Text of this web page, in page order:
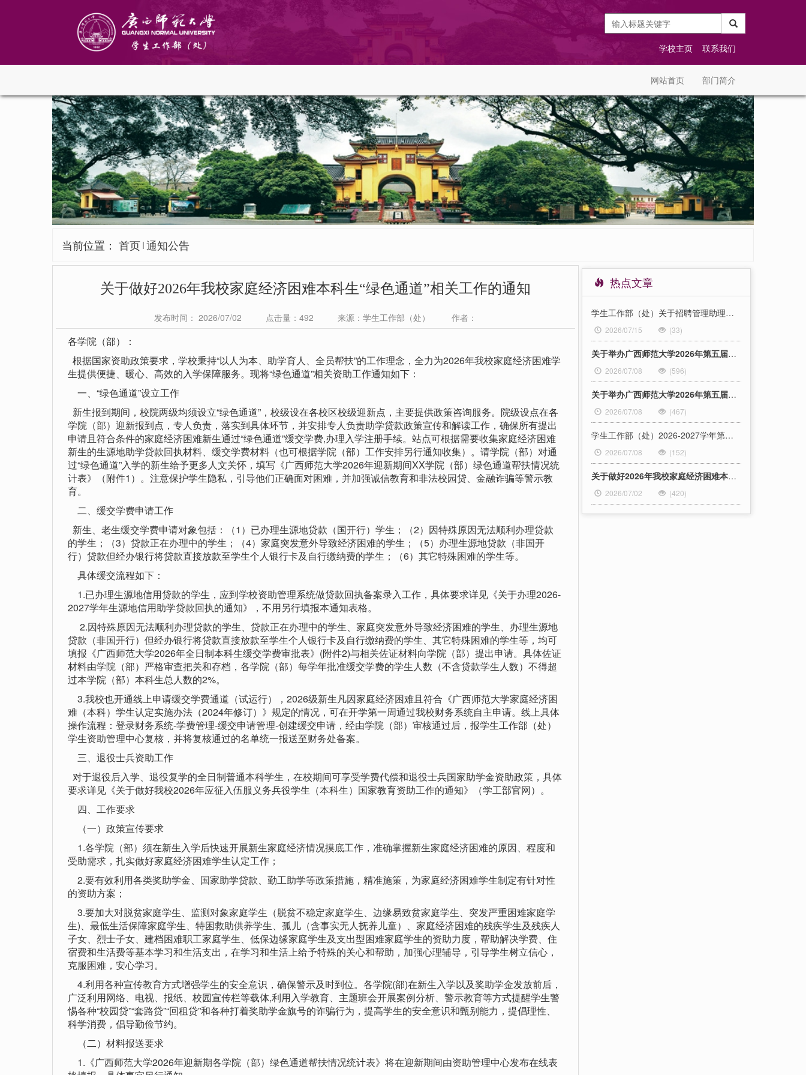
学校主页 联系我们
网站首页 部门简介
当前位置： 首页 通知公告
关于做好2026年我校家庭经济困难本科生“绿色通道”相关工作的通知
发布时间： 2026/07/02 点击量： 492 来源：学生工作部（处） 作者：
各学院（部）：
根据国家资助政策要求，学校秉持“以人为本、助学育人、全员帮扶”的工作理念，全力为2026年我校家庭经济困难学
生提供便捷、暖心、高效的入学保障服务。现将“绿色通道”相关资助工作通知如下：
一、“绿色通道”设立工作
新生报到期间，校院两级均须设立“绿色通道”，校级设在各校区校级迎新点，主要提供政策咨询服务。院级设点在各
学院（部）迎新报到点，专人负责，落实到具体环节，并安排专人负责助学贷款政策宣传和解读工作，确保所有提出
申请且符合条件的家庭经济困难新生通过“绿色通道”缓交学费,办理入学注册手续。站点可根据需要收集家庭经济困难
新生的生源地助学贷款回执材料、缓交学费材料（也可根据学院（部）工作安排另行通知收集）。请学院（部）对通
过“绿色通道”入学的新生给予更多人文关怀，填写《广西师范大学2026年迎新期间XX学院（部）绿色通道帮扶情况统
计表》（附件1）。注意保护学生隐私，引导他们正确面对困难，并加强诚信教育和非法校园贷、金融诈骗等警示教
育。
二、缓交学费申请工作
新生、老生缓交学费申请对象包括：（1）已办理生源地贷款（国开行）学生；（2）因特殊原因无法顺利办理贷款
的学生；（3）贷款正在办理中的学生；（4）家庭突发意外导致经济困难的学生；（5）办理生源地贷款（非国开
行）贷款但经办银行将贷款直接放款至学生个人银行卡及自行缴纳费的学生；（6）其它特殊困难的学生等。
具体缓交流程如下：
1.已办理生源地信用贷款的学生，应到学校资助管理系统做贷款回执备案录入工作，具体要求详见《关于办理2026-
2027学年生源地信用助学贷款回执的通知》，不用另行填报本通知表格。
2.因特殊原因无法顺利办理贷款的学生、贷款正在办理中的学生、家庭突发意外导致经济困难的学生、办理生源地
贷款（非国开行）但经办银行将贷款直接放款至学生个人银行卡及自行缴纳费的学生、其它特殊困难的学生等，均可
填报《广西师范大学2026年全日制本科生缓交学费审批表》(附件2)与相关佐证材料向学院（部）提出申请。具体佐证
材料由学院（部）严格审查把关和存档，各学院（部）每学年批准缓交学费的学生人数（不含贷款学生人数）不得超
过本学院（部）本科生总人数的2%。
3.我校也开通线上申请缓交学费通道（试运行），2026级新生凡因家庭经济困难且符合《广西师范大学家庭经济困
难（本科）学生认定实施办法（2024年修订）》规定的情况，可在开学第一周通过我校财务系统自主申请。线上具体
操作流程：登录财务系统-学费管理-缓交申请管理-创建缓交申请，经由学院（部）审核通过后，报学生工作部（处）
学生资助管理中心复核，并将复核通过的名单统一报送至财务处备案。
三、退役士兵资助工作
对于退役后入学、退役复学的全日制普通本科学生，在校期间可享受学费代偿和退役士兵国家助学金资助政策，具体
要求详见《关于做好我校2026年应征入伍服义务兵役学生（本科生）国家教育资助工作的通知》（学工部官网）。
四、工作要求
（一）政策宣传要求
1.各学院（部）须在新生入学后快速开展新生家庭经济情况摸底工作，准确掌握新生家庭经济困难的原因、程度和
受助需求，扎实做好家庭经济困难学生认定工作；
2.要有效利用各类奖助学金、国家助学贷款、勤工助学等政策措施，精准施策，为家庭经济困难学生制定有针对性
的资助方案；
3.要加大对脱贫家庭学生、监测对象家庭学生（脱贫不稳定家庭学生、边缘易致贫家庭学生、突发严重困难家庭学
生)、最低生活保障家庭学生、特困救助供养学生、孤儿（含事实无人抚养儿童）、家庭经济困难的残疾学生及残疾人
子女、烈士子女、建档困难职工家庭学生、低保边缘家庭学生及支出型困难家庭学生的资助力度，帮助解决学费、住
宿费和生活费等基本学习和生活支出，在学习和生活上给予特殊的关心和帮助，加强心理辅导，引导学生树立信心，
克服困难，安心学习。
4.利用各种宣传教育方式增强学生的安全意识，确保警示及时到位。各学院(部)在新生入学以及奖助学金发放前后，
广泛利用网络、电视、报纸、校园宣传栏等载体,利用入学教育、主题班会开展案例分析、警示教育等方式提醒学生警
惕各种“校园贷”“套路贷”“回租贷”和各种打着奖助学金旗号的诈骗行为，提高学生的安全意识和甄别能力，提倡理性、
科学消费，倡导勤俭节约。
（二）材料报送要求
1.《广西师范大学2026年迎新期各学院（部）绿色通道帮扶情况统计表》将在迎新期间由资助管理中心发布在线表
热点文章
学生工作部（处）关于招聘管理助理的公告
2026/07/15 (33)
关于举办广西师范大学2026年第五届招商局C Green碳路者“安全领航”道路安全科普活动优秀评选的通知
2026/07/08 (596)
关于举办广西师范大学2026年第五届招商局CGreen碳路者 大学生绿色交通创新创业大赛的通知
2026/07/08 (467)
学生工作部（处）2026-2027学年第一学期教材订购情况公示
2026/07/08 (152)
关于做好2026年我校家庭经济困难本科生“绿色通道”相关工作的通知
2026/07/02 (420)